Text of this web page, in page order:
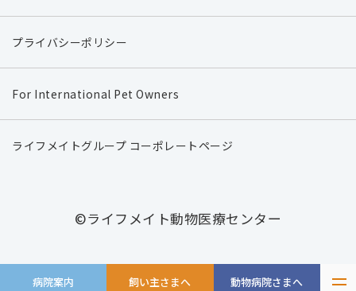
病院案内 飼い主さまへ 動物病院さまへ
プライバシーポリシー
For International Pet Owners
ライフメイトグループ コーポレートページ
©ライフメイト動物医療センター